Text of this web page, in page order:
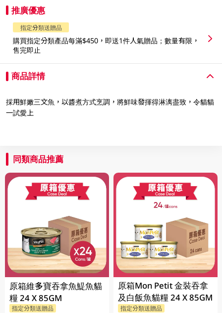
推廣優惠
指定分類送贈品
購買指定分類產品每滿$450，即送1件人氣贈品；數量有限，
售完即止
商品詳情
採用鮮嫩三文魚，以醬煮方式烹調，將鮮味發揮得淋漓盡致，令貓貓
一試愛上
同類商品推薦
原箱維多寶吞拿魚鯷魚貓
糧 24 X 85GM
指定分類送贈品
原箱Mon Petit 金裝吞拿
及白飯魚貓糧 24 X 85GM
指定分類送贈品